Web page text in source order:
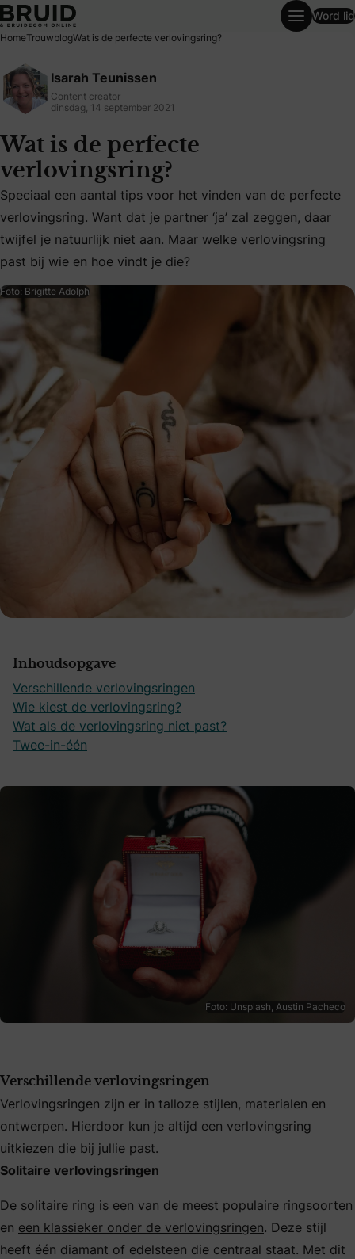
Wat is de perfecte verlovingsring?
Word lid
HomeTrouwblogWat is de perfecte verlovingsring?
Isarah Teunissen
Content creator
dinsdag, 14 september 2021
Wat is de perfecte
verlovingsring?
Speciaal een aantal tips voor het vinden van de perfecte
Speciaal een aantal tips voor het vinden van de perfecte
verlovingsring. Want dat je partner ‘ja’ zal zeggen, daar
twijfel je natuurlijk niet aan. Maar welke verlovingsring
past bij wie en hoe vindt je die?
Foto: Brigitte Adolph
Inhoudsopgave
Verschillende verlovingsringen
Wie kiest de verlovingsring?
Wat als de verlovingsring niet past?
Twee-in-één
Foto: Unsplash, Austin Pacheco
Verschillende verlovingsringen
Verlovingsringen zijn er in talloze stijlen, materialen en
ontwerpen. Hierdoor kun je altijd een verlovingsring
uitkiezen die bij jullie past.
Solitaire verlovingsringen
De solitaire ring is een van de meest populaire ringsoorten
en een klassieker onder de verlovingsringen. Deze stijl
heeft één diamant of edelsteen die centraal staat. Met dit